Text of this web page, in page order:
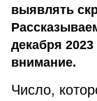
выявлять
декабря
внимание.
Число,